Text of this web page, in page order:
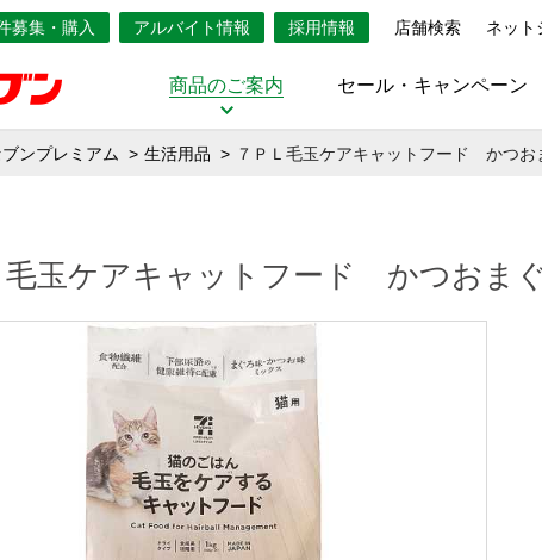
募集・購入 アルバイト情報 採用情報 店舗検索 ネット
商品のご案内 セール・キャンペーン
ブンプレミアム 生活用品 ７ＰＬ毛玉ケアキャットフード かつお
毛玉ケアキャットフード かつおま